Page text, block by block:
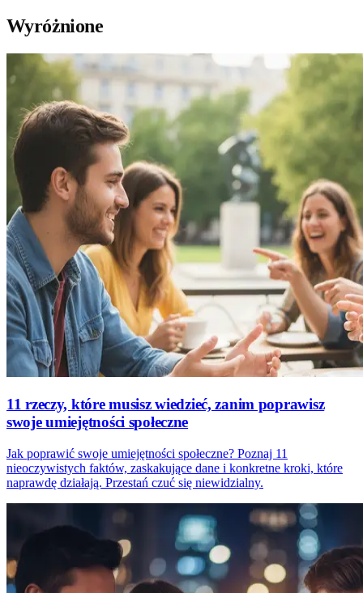
Wyróżnione
11 rzeczy, które musisz wiedzieć, zanim poprawisz
swoje umiejętności społeczne
Jak poprawić swoje umiejętności społeczne? Poznaj 11
nieoczywistych faktów, zaskakujące dane i konkretne kroki, które
naprawdę działają. Przestań czuć się niewidzialny.